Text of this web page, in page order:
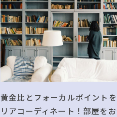
黄金比とフォーカルポイント
リアコーディネート！部屋を